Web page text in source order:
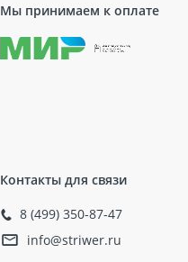
Мы принимаем к оплате
Контакты для связи
8 (499) 350-87-47
info@striwer.ru